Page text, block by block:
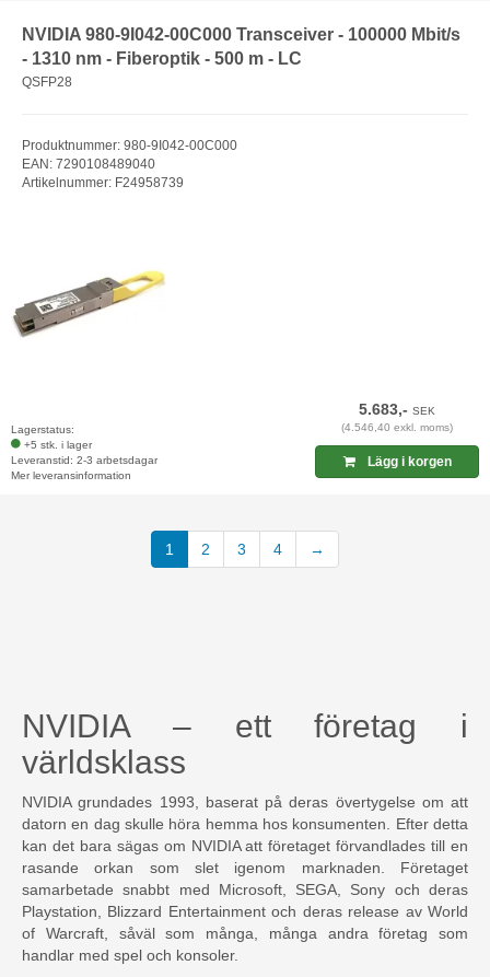
NVIDIA 980-9I042-00C000 Transceiver - 100000 Mbit/s
- 1310 nm - Fiberoptik - 500 m - LC
QSFP28
Produktnummer: 980-9I042-00C000
EAN: 7290108489040
Artikelnummer: F24958739
Lagerstatus:
+5 stk. i lager
Leveranstid: 2-3 arbetsdagar
Mer leveransinformation
5.683,-SEK
(4.546,40 exkl. moms)
Lägg i korgen
1 2 3 4 →
NVIDIA – ett företag i
världsklass
NVIDIA grundades 1993, baserat på deras övertygelse om att
datorn en dag skulle höra hemma hos konsumenten. Efter detta
kan det bara sägas om NVIDIA att företaget förvandlades till en
rasande orkan som slet igenom marknaden. Företaget
samarbetade snabbt med Microsoft, SEGA, Sony och deras
Playstation, Blizzard Entertainment och deras release av World
of Warcraft, såväl som många, många andra företag som
handlar med spel och konsoler.